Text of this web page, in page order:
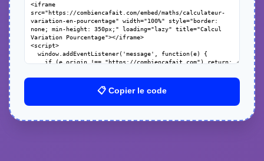
📋 Copier le code